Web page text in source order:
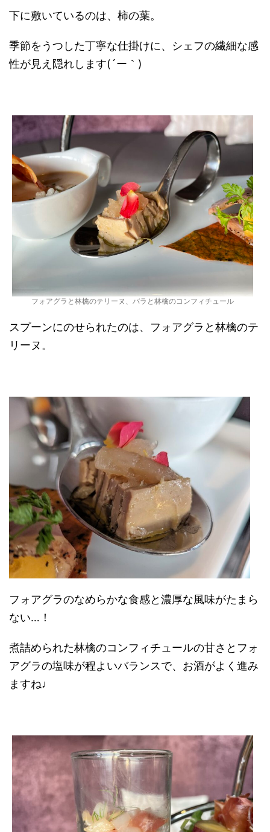
下に敷いているのは、柿の葉。
季節をうつした丁寧な仕掛けに、シェフの繊細な感
性が見え隠れします(´ー｀)
フォアグラと林檎のテリーヌ、バラと林檎のコンフィチュール
スプーンにのせられたのは、フォアグラと林檎のテ
リーヌ。
フォアグラのなめらかな食感と濃厚な風味がたまら
ない…！
煮詰められた林檎のコンフィチュールの甘さとフォ
アグラの塩味が程よいバランスで、お酒がよく進み
ますね♩